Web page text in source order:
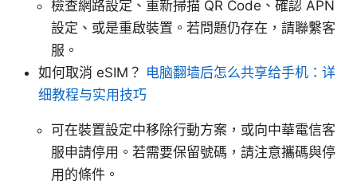
檢查網路設定、重新掃描 QR Code、確認 APN
設定、或是重啟裝置。若問題仍存在，請聯繫客
服。
如何取消 eSIM？ 电脑翻墙后怎么共享给手机：详
细教程与实用技巧
可在裝置設定中移除行動方案，或向中華電信客
服申請停用。若需要保留號碼，請注意攜碼與停
用的條件。